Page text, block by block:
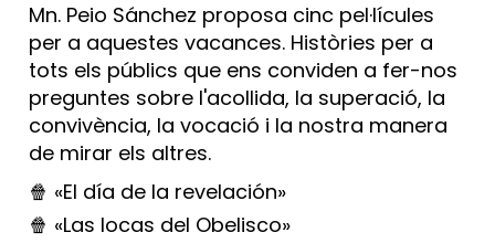
Mn. Peio Sánchez proposa cinc pel·lícules
per a aquestes vacances. Històries per a
tots els públics que ens conviden a fer-nos
preguntes sobre l'acollida, la superació, la
convivència, la vocació i la nostra manera
de mirar els altres.
🍿 «El día de la revelación»
🍿 «Las locas del Obelisco»